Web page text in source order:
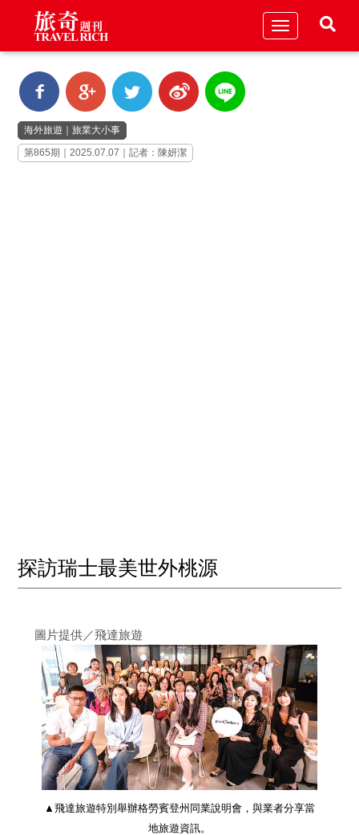
Toggle
海外旅遊 ｜旅業大小事
第865期｜2025.07.07｜記者：陳妍潔
探訪瑞士最美世外桃源
圖片提供／飛達旅遊
▲飛達旅遊特別舉辦格勞賓登州同業說明會，與業者分享當
地旅遊資訊。